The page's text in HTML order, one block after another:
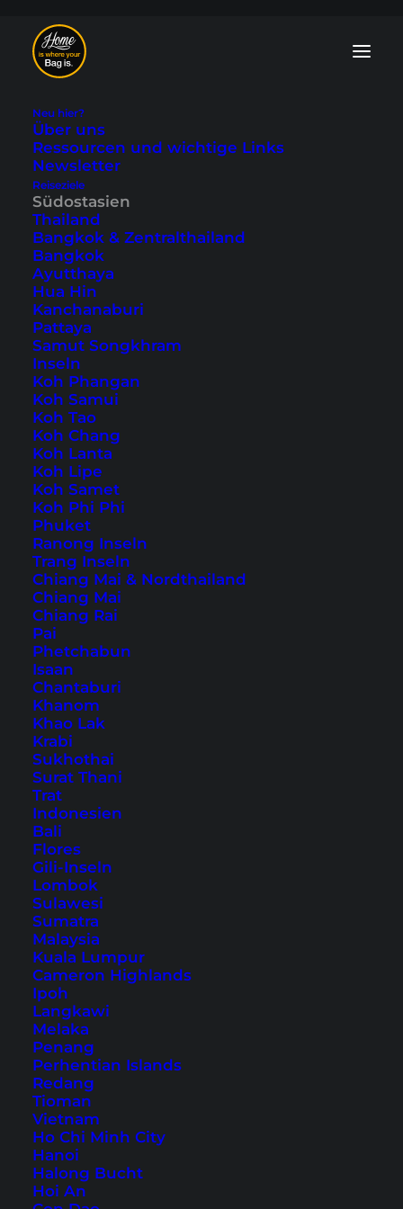
Neu hier?
Über uns
Ressourcen und wichtige Links
Newsletter
Reiseziele
Südostasien
Thailand
Bangkok & Zentralthailand
Bangkok
Ayutthaya
Hua Hin
Kanchanaburi
Pattaya
Samut Songkhram
Inseln
Koh Phangan
Koh Samui
Koh Tao
Koh Chang
Koh Lanta
Koh Lipe
Koh Samet
Koh Phi Phi
Phuket
Ranong Inseln
Trang Inseln
Chiang Mai & Nordthailand
Chiang Mai
Chiang Rai
Pai
Phetchabun
Isaan
Chantaburi
Khanom
Khao Lak
Krabi
Sukhothai
Surat Thani
Trat
Indonesien
Bali
Flores
Gili-Inseln
Lombok
Sulawesi
Sumatra
Malaysia
Kuala Lumpur
Cameron Highlands
Ipoh
Langkawi
Melaka
Penang
Perhentian Islands
Redang
Tioman
Vietnam
Ho Chi Minh City
Hanoi
Halong Bucht
Hoi An
9 Highlights, die du
in Luang Prabang
nicht verpassen
solltest
Zuletzt aktualisiert: 23. März 2026
Südostasien
Luang Prabang
Sehenswürdigkeiten
Reisenden als die schönste Stadt Südostasiens.
Die Stadt hat definitiv ihren eigenen Charme –
teils auf einer Halbinsel zwischen
Nam Khan Fluss
das Auge reicht. Luang Prabang ist in Laos eines
der Highlights, zumindest was die Städte
angeht.
Luang Prabang – Tipps für
die schönste Stadt
Südostasiens
Inhaltsverzeichnis
Übernachtung in Luang Prabang – unser
Hoteltipp
1. Ein Spaziergang durch die Altstadt
2. Beer Lao am Mekong Ufer
3. Wat Xieng Thong – der älteste Tempel
4. Der Luang Prabang Nachtmarkt
5. Ausflug zum Tat Kuang Si
6. Aufstieg zum Mount Phou Si
7. Dich durch die Küche Laos probieren
8. Weitere Sehenswürdigkeiten von
Luang Prabang erkunden